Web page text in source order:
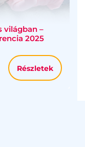
világban –
2025
Részletek